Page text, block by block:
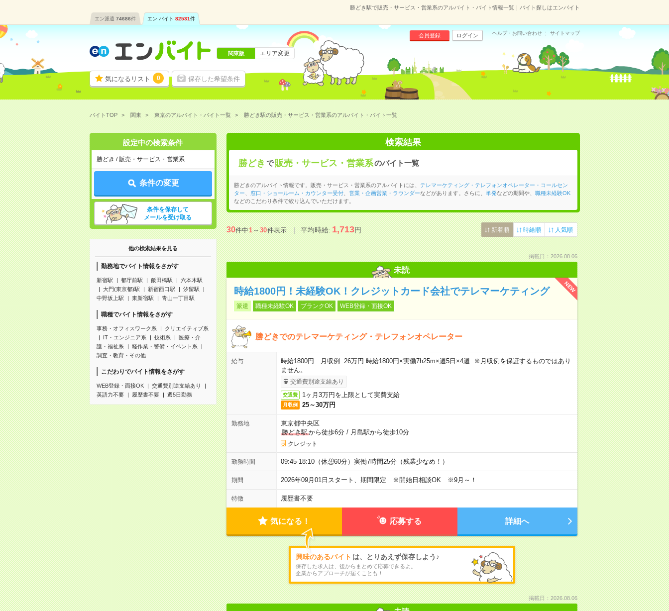
勝どき駅で販売・サービス・営業系のアルバイト・バイト情報一覧｜バイト探しはエンバイト
エン派遣 74686件 エン バイト 82531件
気になるリスト 0 保存した希望条件
会員登録 ログイン ヘルプ・お問い合わせ サイトマップ
関東版 エリア変更
バイトTOP 関東 東京のアルバイト・バイト一覧 勝どき駅の販売・サービス・営業系のアルバイト・バイト一覧
設定中の検索条件
勝どき / 販売・サービス・営業系
条件の変更
条件を保存して
メールを受け取る
他の検索結果を見る
勤務地でバイト情報をさがす
新宿駅 都庁前駅 飯田橋駅
六本木駅
大門(東京都)駅
新宿西口駅
汐留駅
中野坂上駅
東新宿駅 青山一丁目駅
職種でバイト情報をさがす
事務・オフィスワーク系
クリエイティブ系
IT・エンジニア系
技術系
医療・介
護・福祉系
軽作業・警備・イベント系
調査・教育・その他
こだわりでバイト情報をさがす
WEB登録・面接OK
交通費別途支給あり
英語力不要
履歴書不要 週5日勤務
検索結果
勝どき で 販売・サービス・営業系のバイト一覧
勝どきのアルバイト情報です。販売・サービス・営業系のアルバイトには、 テレマーケティング・テレフォンオペレーター・コールセン
ター
窓口・ショールーム・カウンター受付、 営業・企画営業・ラウンダーなどがあります。さらに、 単発などの期間や、 職種未経験OK
などのこだわり条件で絞り込んでいただけます。
30件中1～30件表示 平均時給:1,713円 新着順 時給順 人気順
掲載日：2026.08.06
未読
NEW
時給1800円！未経験OK！クレジットカード会社でテレマーケティング
派遣 職種未経験OK ブランクOK WEB登録・面接OK
勝どきでのテレマーケティング・テレフォンオペレーター
給与
時給1800円 月収例 26万円 時給1800円×実働7h25m×週5日×4週 ※月収例を保証するものではあり
ません。
交通費別途支給あり
交通費 1ヶ月3万円を上限として実費支給
月収例 25～30万円
勤務地
東京都中央区
勝どき駅から徒歩6分/ 月島駅から徒歩10分
クレジット
勤務時間 09:45-18:10（休憩60分）実働7時間25分（残業少なめ！）
期間 2026年09月01日スタート、期間限定 ※開始日相談OK ※9月～！
特徴 履歴書不要
気になる！ 応募する 詳細へ
興味のあるバイト は、とりあえず保存しよう♪
保存した求人は、後からまとめて応募できるよ。
企業からアプローチが届くことも！
掲載日：2026.08.06